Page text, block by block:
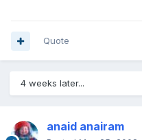
Quote
4 weeks later...
anaid anairam